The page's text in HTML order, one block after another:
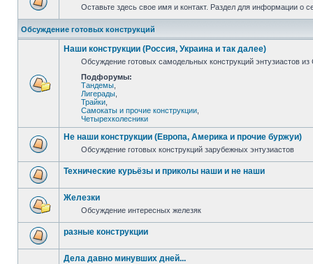
Оставьте здесь свое имя и контакт. Раздел для информации о
Обсуждение готовых конструкций
Наши конструкции (Россия, Украина и так далее)
Обсуждение готовых самодельных конструкций энтузиастов
Подфорумы:
Тандемы
Лигерады
Трайки
Самокаты и прочие конструкции
Четырехколесники
Не наши конструкции (Европа, Америка и прочие буржуи)
Обсуждение готовых конструкций зарубежных энтузиастов
Технические курьёзы и приколы наши и не наши
Железки
Обсуждение интересных железяк
разные конструкции
Дела давно минувших дней...